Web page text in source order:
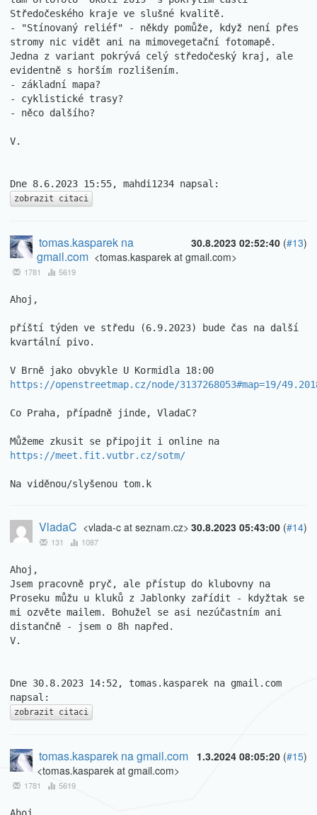
Středočeského kraje ve slušné kvalitě.
- "Stínovaný reliéf" - někdy pomůže, když není přes
stromy nic vidět ani na mimovegetační fotomapě.
Jedna z variant pokrývá celý středočeský kraj, ale
evidentně s horším rozlišením.
- základní mapa?
- cyklistické trasy?
- něco dalšího?
V.
zobrazit citaci
30.8.2023 02:52:40 (#13)
tomas.kasparek na
gmail.com <tomas.kasparek at gmail.com>
1781 5619
Ahoj,
příští týden ve středu (6.9.2023) bude čas na další
kvartální pivo.
https://openstreetmap.cz/node/3137268053#map=19/
Co Praha, případně jinde, VladaC?
https://meet.fit.vutbr.cz/sotm/
Na viděnou/slyšenou tom.k
30.8.2023 05:43:00 (#14)
VladaC <vlada-c at seznam.cz>
131 1087
Ahoj,
Jsem pracovně pryč, ale přístup do klubovny na
Proseku můžu u kluků z Jablonky zařídit - kdyžtak se
mi ozvěte mailem. Bohužel se asi nezúčastním ani
distančně - jsem o 8h napřed.
V.
Dne 30.8.2023 14:52, tomas.kasparek na gmail.com
zobrazit citaci
1.3.2024 08:05:20 (#15)
tomas.kasparek na gmail.com
<tomas.kasparek at gmail.com>
1781 5619